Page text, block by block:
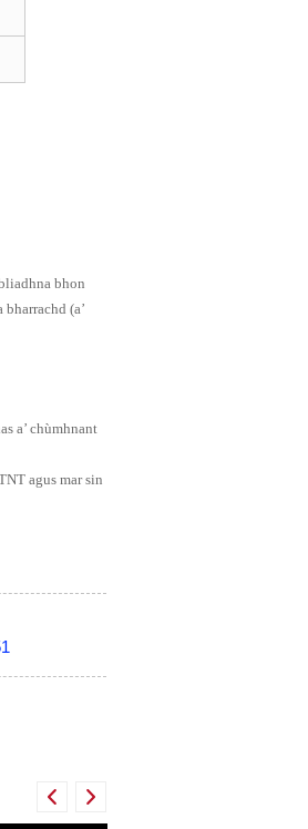
bhon
(a’
a’ chùmhnant
agus mar sin